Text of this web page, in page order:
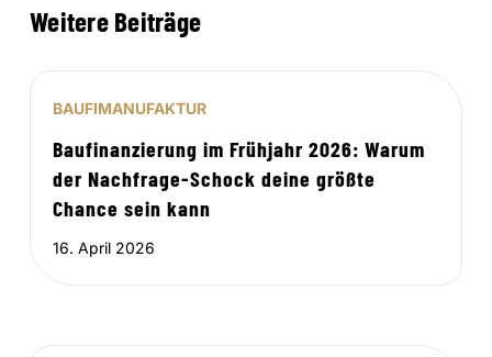
Weitere Beiträge
BAUFIMANUFAKTUR
Baufinanzierung im Frühjahr 2026: Warum
der Nachfrage-Schock deine größte
Chance sein kann
16. April 2026